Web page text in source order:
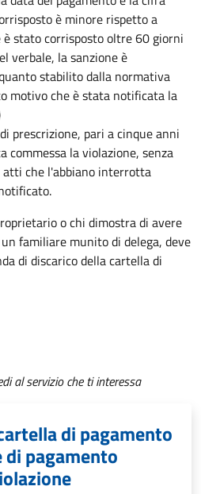
è minore rispetto a
stato corrisposto oltre 60 giorni
verbale, la sanzione è
stabilito dalla normativa
motivo che è stata notificata la
prescrizione, pari a cinque anni
commessa la violazione, senza
atti che l'abbiano interrotta
o chi dimostra di avere
familiare munito di delega, deve
di discarico della cartella di
al servizio che ti interessa
di pagamento
pagamento